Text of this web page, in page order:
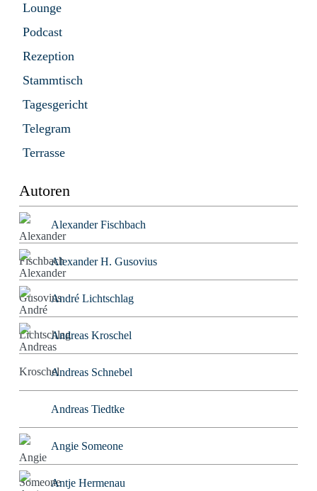
Lounge
Podcast
Rezeption
Stammtisch
Tagesgericht
Telegram
Terrasse
Autoren
Alexander Fischbach
Alexander H. Gusovius
André Lichtschlag
Andreas Kroschel
Andreas Schnebel
Andreas Tiedtke
Angie Someone
Antje Hermenau